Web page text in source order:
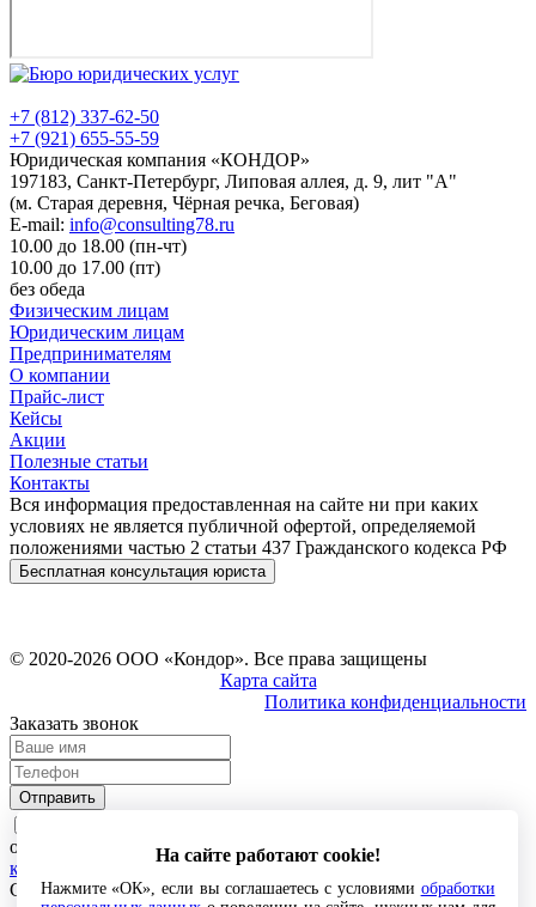
+7 (812) 337-62-50
+7 (921) 655-55-59
Юридическая компания «КОНДОР»
197183, Санкт-Петербург, Липовая аллея, д. 9, лит "А"
(м. Старая деревня, Чёрная речка, Беговая)
E-mail: info@consulting78.ru
10.00 до 18.00 (пн-чт)
10.00 до 17.00 (пт)
без обеда
Физическим лицам
Юридическим лицам
Предпринимателям
О компании
Прайс-лист
Кейсы
Акции
Полезные статьи
Контакты
Вся информация предоставленная на сайте ни при каких
условиях не является публичной офертой, определяемой
положениями частью 2 статьи 437 Гражданского кодекса РФ
Бесплатная консультация юриста
© 2020-2026 ООО «Кондор». Все права защищены
Карта сайта
Политика конфиденциальности
На сайте работают cookie!
Нажмите «ОК», если вы соглашаетесь с условиями обработки
Заказать звонок
Отправить
обработку персональных данных и соглашаетесь с
конфиденциальности
Спасибо за обращение!